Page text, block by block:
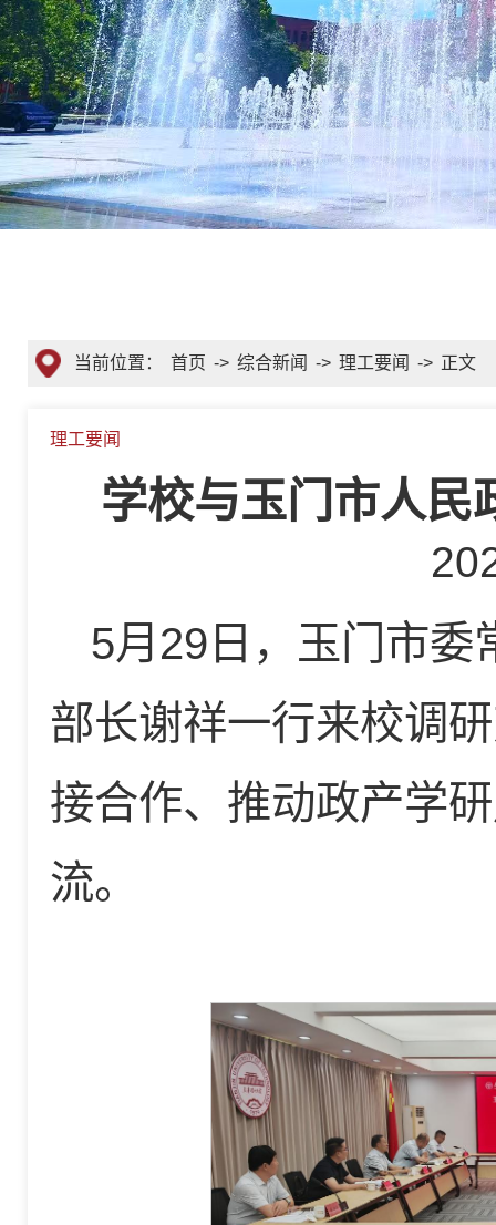
当前位置： 首页 -> 综合新闻 -> 理工要闻 -> 正文
理工要闻
学校与玉门市人民
5月29日，玉门市委
部长谢祥一行来校调
接合作、推动政产学
流。